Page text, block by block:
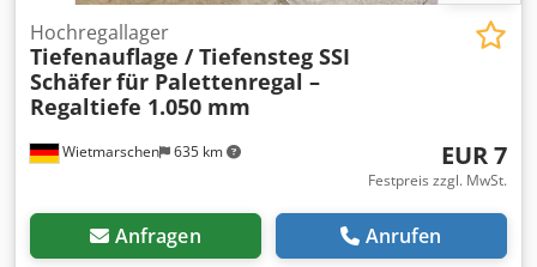
Wietmarschen 635 km
Hochregallager
Tiefenauflage / Tiefensteg SSI
Schäferfür Palettenregal –
Regaltiefe 1.050 mm
EUR 7
Festpreis zzgl. MwSt.
Anfragen Anrufen